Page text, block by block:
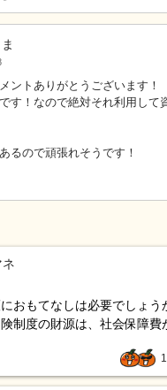
ントありがとうございます！
す！なので絶対それ利用して
るので頑張れそうです！
も限られた予算で運営され